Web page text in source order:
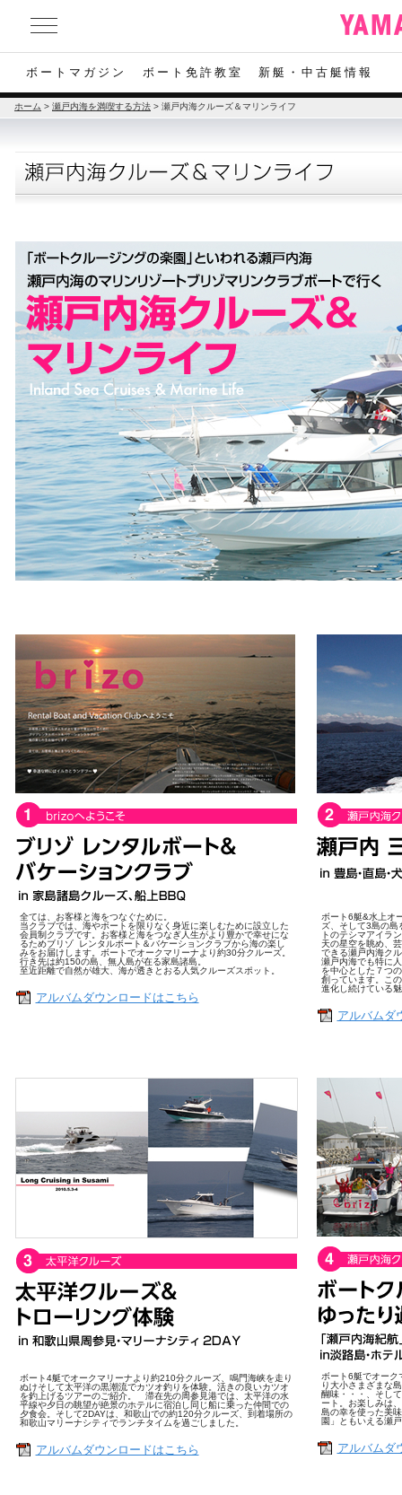
ボートマガジン ボート免許教室 新艇・中古艇情報
ホーム > 瀬戸内海を満喫する方法 > 瀬戸内海クルーズ＆マリンライフ
全ては、お客様と海をつなぐために。
当クラブでは、海やボートを限りなく身近に楽しむために設立した
会員制クラブです。お客様と海をつなぎ人生がより豊かで幸せにな
るためブリゾ レンタルボート＆バケーションクラブから海の楽し
みをお届けします。ボートでオークマリーナより約30分クルーズ。
行き先は約150の島、無人島が在る家島諸島。
至近距離で自然が雄大、海が透きとおる人気クルーズスポット。
アルバムダウンロードはこちら
ボート6艇&水上オ
ズ、そして3島の島
トのテシマアイラ
天の星空を眺め、
できる瀬戸内海ク
瀬戸内海でも特に
を中心とした７つ
創っています。こ
進化し続けている
アルバムダ
ボート4艇でオークマリーナより約210分クルーズ、鳴門海峡を走り
ぬけそして太平洋の黒潮流でカツオ釣りを体験。活きの良いカツオ
を釣上げるツアーのご紹介。 滞在先の周参見港では、太平洋の水
平線や夕日の眺望が絶景のホテルに宿泊し同じ船に乗った仲間での
夕食会。そして2DAYは、和歌山での約120分クルーズ、到着場所の
和歌山マリーナシティでランチタイムを過ごしました。
アルバムダウンロードはこちら
ボート6艇でオーク
り大小さまざまな
醐味・・・、そし
ート。お楽しみは
島の幸を使った美
園」ともいえる瀬
アルバムダ